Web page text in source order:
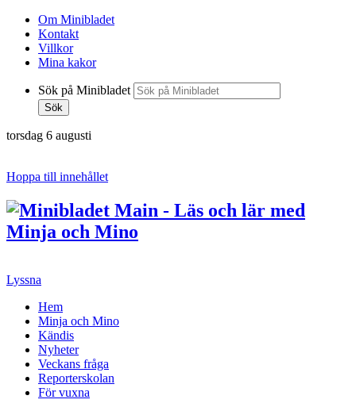
Om Minibladet
Kontakt
Villkor
Mina kakor
Sök på Minibladet
Sök
torsdag 6 augusti
Hoppa till innehållet
Lyssna
Hem
Minja och Mino
Kändis
Nyheter
Veckans fråga
Reporterskolan
För vuxna